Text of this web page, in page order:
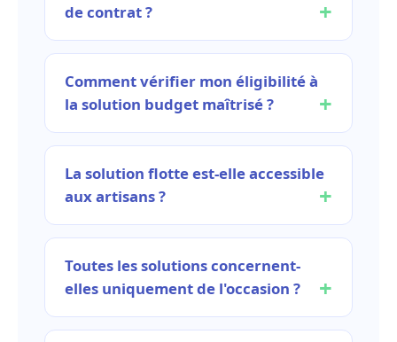
de contrat ?
Comment vérifier mon éligibilité à
la solution budget maîtrisé ?
La solution flotte est-elle accessible
aux artisans ?
Toutes les solutions concernent-
elles uniquement de l'occasion ?